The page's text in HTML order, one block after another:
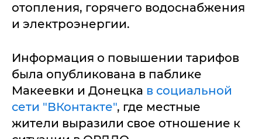
отопления, горячего водоснабжения
и электроэнергии.
Информация о повышении тарифов
была опубликована в паблике
Макеевки и Донецка в социальной
сети "ВКонтакте", где местные
жители выразили свое отношение к